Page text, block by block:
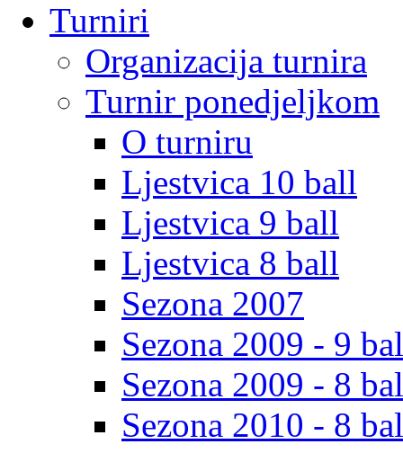
Turniri
Organizacija turnira
Turnir ponedjeljkom
O turniru
Ljestvica 10 ball
Ljestvica 9 ball
Ljestvica 8 ball
Sezona 2007
Sezona 2009 - 9
Sezona 2009 - 8
Sezona 2010 - 8